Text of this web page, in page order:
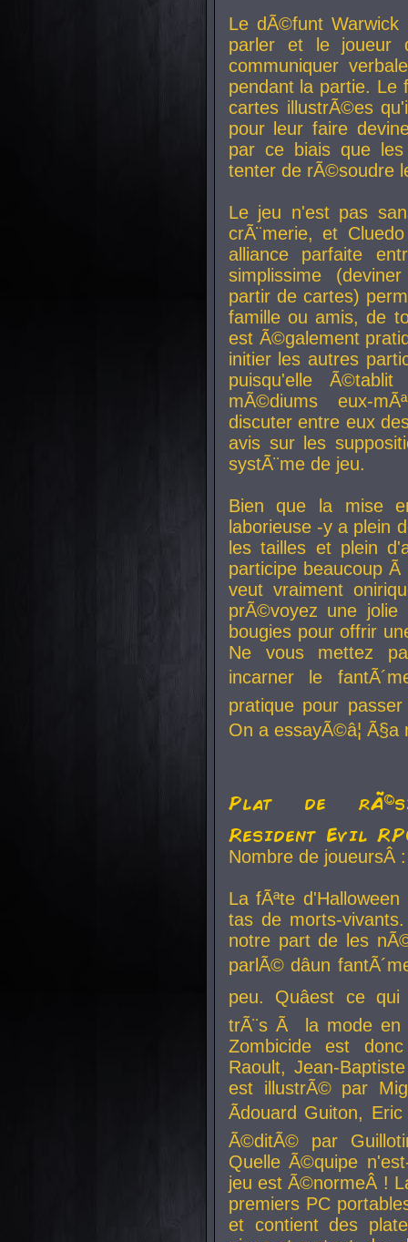
Le dÃ©funt Warwick
parler et le joueur
communiquer
pendant la partie. Le
cartes illustrÃ©es
pour leur faire
par ce biais que
tenter de rÃ©soudre
Le jeu n'est pas
crÃ¨merie, et
alliance parfaite
simplissime
partir de cartes)
famille ou amis, de
est Ã©galement
initier les autres
puisqu'elle
mÃ©diums eux-
discuter entre eux
avis sur les
systÃ¨me de jeu.
Bien que la mise
laborieuse -y a plein
les tailles et plein
participe beaucoup
veut vraiment
prÃ©voyez une
bougies pour offrir
Ne vous mettez
incarner le
pratique pour
On a essayÃ©â¦
Plat de
Resident Evil
Nombre de
La fÃªte
tas de morts-
notre part de les
parlÃ© dâun
peu. Quâest ce
trÃ¨s Ã la mode en
Zombicide est
Raoult, Jean-
est illustrÃ© par
Ãdouard Guiton,
Ã©ditÃ© par
Quelle Ã©quipe
jeu est Ã©normeÂ !
premiers PC
et contient des